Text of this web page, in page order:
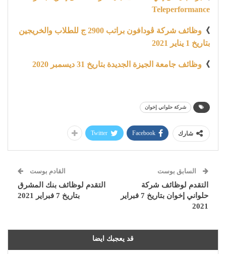
Teleperformance
》
وظائف شركة ڤودافون براتب 2900 ج للطلاب والخريجين
بتاريخ 1 يناير 2021
》 وظائف جامعة الجيزة الجديدة بتاريخ 31 ديسمبر 2020
شركة حلواني إخوان
شارك Facebook
Twitter
السابق بوست
التقدم لوظائف شركة
حلواني إخوان بتاريخ 7 فبراير
2021
القادم بوست
التقدم لوظائف بنك المشرق
بتاريخ 7 فبراير 2021
قد يعجبك ايضا